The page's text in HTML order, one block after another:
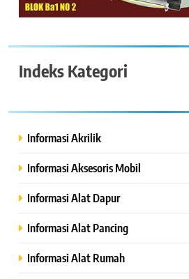
Indeks Kategori
Informasi Akrilik
Informasi Aksesoris Mobil
Informasi Alat Dapur
Informasi Alat Pancing
Informasi Alat Rumah